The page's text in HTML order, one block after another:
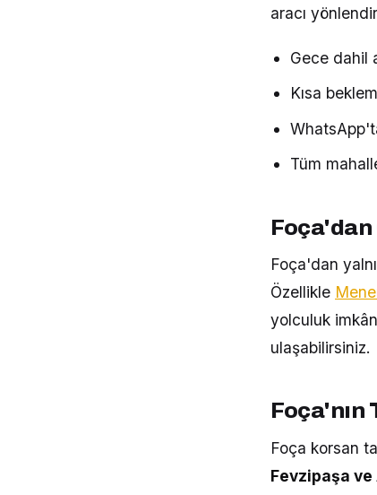
aracı
Gece dahil
Kısa
Tüm
Foça'dan
Özellikle
yolculuk
ulaşabilirsiniz.
Foça korsan
Fevzipaşa ve